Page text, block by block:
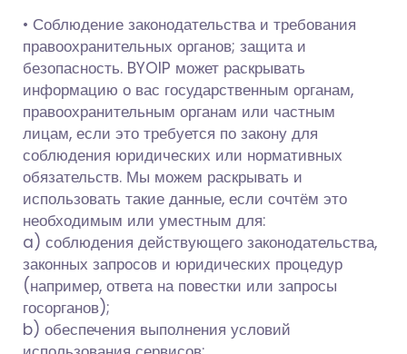
• Соблюдение законодательства и требования
правоохранительных органов; защита и
безопасность. BYOIP может раскрывать
информацию о вас государственным органам,
правоохранительным органам или частным
лицам, если это требуется по закону для
соблюдения юридических или нормативных
обязательств. Мы можем раскрывать и
использовать такие данные, если сочтём это
необходимым или уместным для:
a) соблюдения действующего законодательства,
законных запросов и юридических процедур
(например, ответа на повестки или запросы
госорганов);
b) обеспечения выполнения условий